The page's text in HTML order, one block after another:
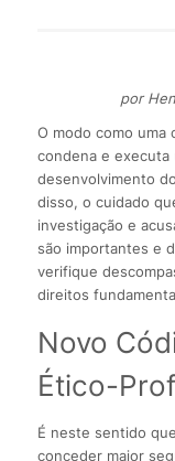
por
O modo como uma
condena e executa
desenvolvimento
disso, o cuidado
investigação e
são importantes e
verifique
direitos
Novo
Ético-
É neste sentido
conceder maior